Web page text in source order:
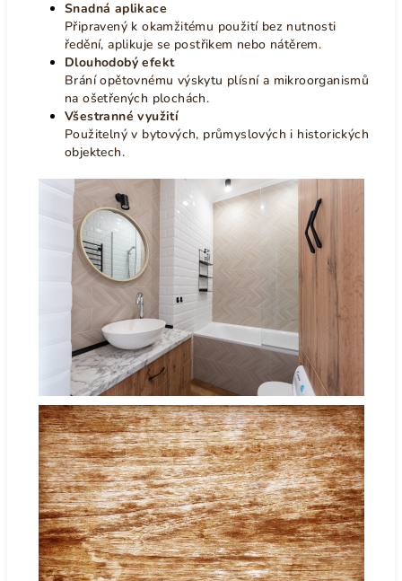
Snadná aplikace
Připravený k okamžitému použití bez nutnosti
ředění, aplikuje se postřikem nebo nátěrem.
Dlouhodobý efekt
Brání opětovnému výskytu plísní a mikroorganismů
na ošetřených plochách.
Všestranné využití
Použitelný v bytových, průmyslových i historických
objektech.